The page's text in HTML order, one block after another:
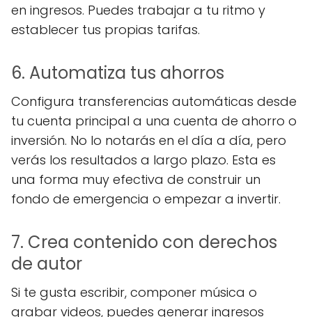
en ingresos. Puedes trabajar a tu ritmo y
establecer tus propias tarifas.
6. Automatiza tus ahorros
Configura transferencias automáticas desde
tu cuenta principal a una cuenta de ahorro o
inversión. No lo notarás en el día a día, pero
verás los resultados a largo plazo. Esta es
una forma muy efectiva de construir un
fondo de emergencia o empezar a invertir.
7. Crea contenido con derechos
de autor
Si te gusta escribir, componer música o
grabar videos, puedes generar ingresos